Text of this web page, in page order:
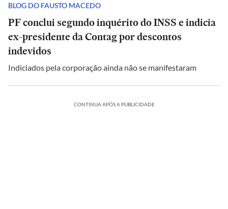
BLOG DO FAUSTO MACEDO
PF conclui segundo inquérito do INSS e indicia
ex-presidente da Contag por descontos
indevidos
Indiciados pela corporação ainda não se manifestaram
CONTINUA APÓS A PUBLICIDADE